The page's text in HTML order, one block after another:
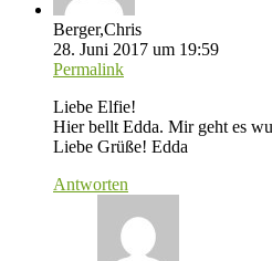
Berger,Chris
28. Juni 2017 um 19:59
Permalink
Liebe Elfie!
Hier bellt Edda. Mir geht es
Liebe Grüße! Edda
Antworten